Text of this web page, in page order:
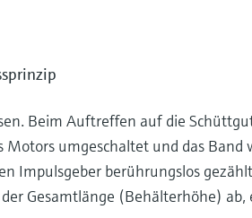
Beim Auftreffen auf die
umgeschaltet und das Band
Impulsgeber berührungslos
Gesamtlänge (Behälterhöhe)